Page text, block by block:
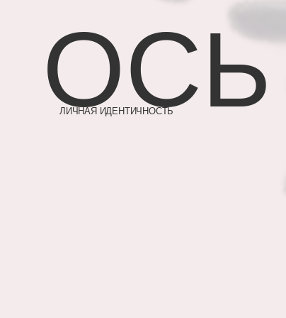
ОСЬ
ЛИЧНАЯ ИДЕНТИЧНОСТЬ